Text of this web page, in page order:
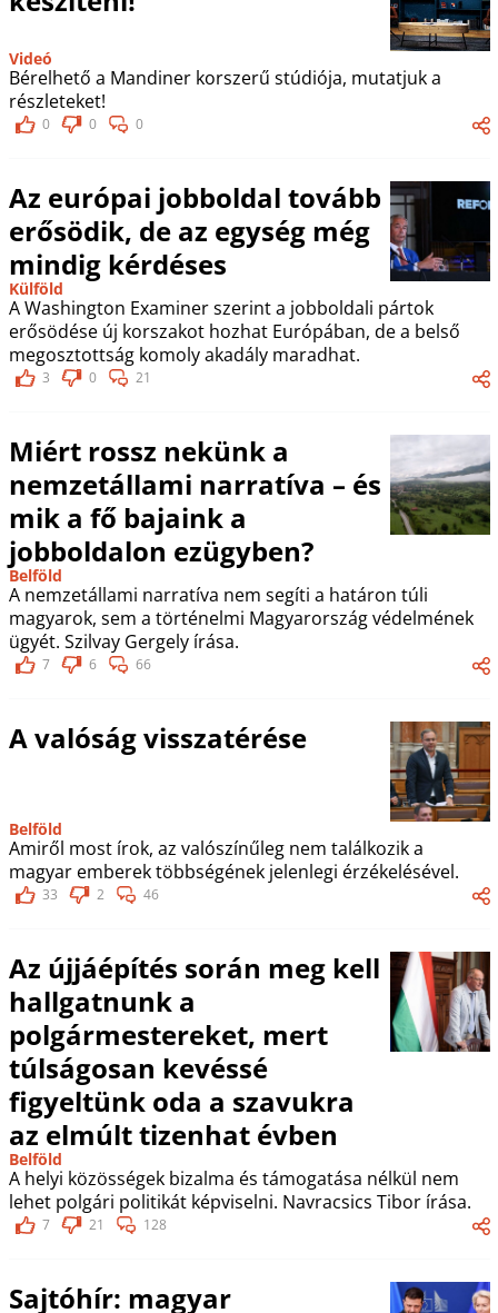
Videó
Bérelhető a Mandiner korszerű stúdiója, mutatjuk a
részleteket!
0 0 0
Az európai jobboldal tovább
erősödik, de az egység még
mindig kérdéses
Külföld
A Washington Examiner szerint a jobboldali pártok
erősödése új korszakot hozhat Európában, de a belső
megosztottság komoly akadály maradhat.
3 0 21
Miért rossz nekünk a
nemzetállami narratíva – és
mik a fő bajaink a
jobboldalon ezügyben?
Belföld
A nemzetállami narratíva nem segíti a határon túli
magyarok, sem a történelmi Magyarország védelmének
ügyét. Szilvay Gergely írása.
7 6 66
A valóság visszatérése
Belföld
Amiről most írok, az valószínűleg nem találkozik a
magyar emberek többségének jelenlegi érzékelésével.
33 2 46
Az újjáépítés során meg kell
hallgatnunk a
polgármestereket, mert
túlságosan kevéssé
figyeltünk oda a szavukra
az elmúlt tizenhat évben
Belföld
A helyi közösségek bizalma és támogatása nélkül nem
lehet polgári politikát képviselni. Navracsics Tibor írása.
7 21 128
Sajtóhír: magyar